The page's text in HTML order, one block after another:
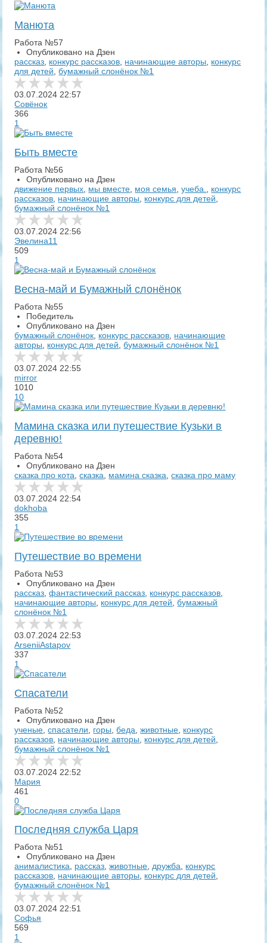
Манюта
Работа №57
Опубликовано на Дзен
рассказ конкурс рассказов начинающие авторы
конкурс
для детей ,бумажный слонёнок №1
03.07.2024 22:57
Совёнок
366
1
Быть вместе
Работа №56
Опубликовано на Дзен
движение первых мы вместе моя семья ,учеба.
конкурс
рассказов начинающие авторы конкурс для детей
бумажный слонёнок №1
03.07.2024 22:56
Эвелина11
509
1
Весна-май и Бумажный слонёнок
Работа №55
Победитель
Опубликовано на Дзен
бумажный слонёнок конкурс рассказов начинающие
авторы
конкурс для детей ,бумажный слонёнок №1
03.07.2024 22:55
mirror
1010
10
Мамина сказка или путешествие Кузьки в
деревню!
Работа №54
Опубликовано на Дзен
сказка про кота ,сказка мамина сказка ,сказка про маму
03.07.2024 22:54
dokhoba
355
1
Путешествие во времени
Работа №53
Опубликовано на Дзен
рассказ ,фантастический рассказ конкурс рассказов
начинающие авторы
конкурс для детей ,бумажный
слонёнок №1
03.07.2024 22:53
ArseniiAstapov
337
1
Спасатели
Работа №52
Опубликовано на Дзен
ученые ,спасатели горы ,беда ,животные конкурс
рассказов начинающие авторы конкурс для детей
бумажный слонёнок №1
03.07.2024 22:52
Мария
461
0
Последняя служба Царя
Работа №51
Опубликовано на Дзен
анималистика, рассказ,животные,дружба, конкурс
рассказов, начинающие авторы, конкурс для детей,
бумажный слонёнок №1
03.07.2024 22:51
Софья
569
1